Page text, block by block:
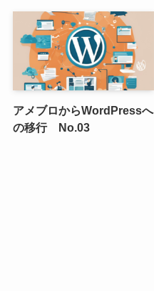
アメブロからWordPressへ
の移行 No.03